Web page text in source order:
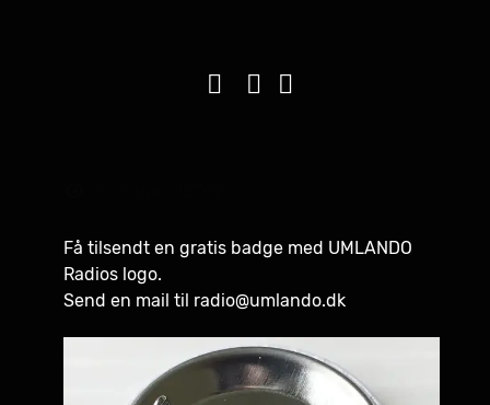
Få tilsendt en gratis badge med UMLANDO
Radios logo.
Send en mail til radio@umlando.dk